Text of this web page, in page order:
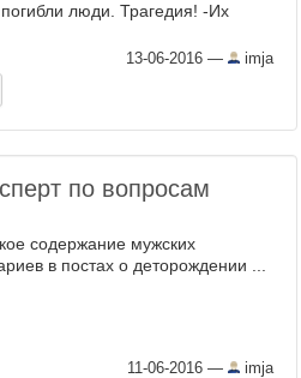
люди. Трагедия! -Их
13-06-2016 — imja
по вопросам
содержание мужских
в постах о деторождении ...
11-06-2016 — imja